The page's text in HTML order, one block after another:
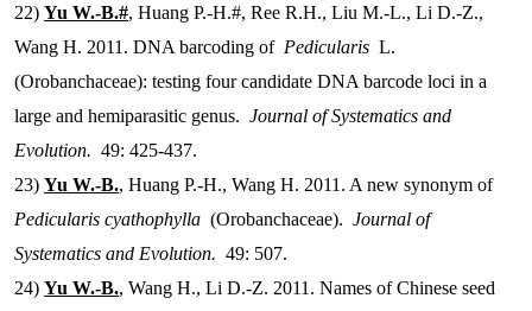
22) Yu W.-B.#, Huang P.-H.#, Ree R.H., Liu M.-L., Li D.-Z.,
Wang H. 2011. DNA barcoding of Pedicularis L.
(Orobanchaceae): testing four candidate DNA barcode loci in a
large and hemiparasitic genus. Journal of Systematics and
Evolution. 49: 425-437.
23) Yu W.-B., Huang P.-H., Wang H. 2011. A new synonym of
Pedicularis cyathophylla (Orobanchaceae). Journal of
Systematics and Evolution. 49: 507.
24) Yu W.-B., Wang H., Li D.-Z. 2011. Names of Chinese seed